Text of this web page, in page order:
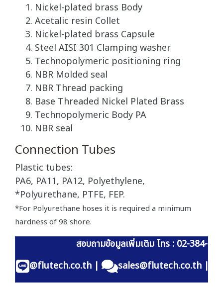
Nickel-plated brass Body
Acetalic resin Collet
Nickel-plated brass Capsule
Steel AISI 301 Clamping washer
Technopolymeric positioning ring
NBR Molded seal
NBR Thread packing
Base Threaded Nickel Plated Brass
Technopolymeric Body PA
NBR seal
Connection Tubes
Plastic tubes:
PA6, PA11, PA12, Polyethylene,
*Polyurethane, PTFE, FEP.
*For Polyurethane hoses it is required a minimum
hardness of 98 shore.
สอบถามข้อมูลเพิ่มเติม โทร : 02-384-
@flutech.co.th| sales@flutech.co.th |